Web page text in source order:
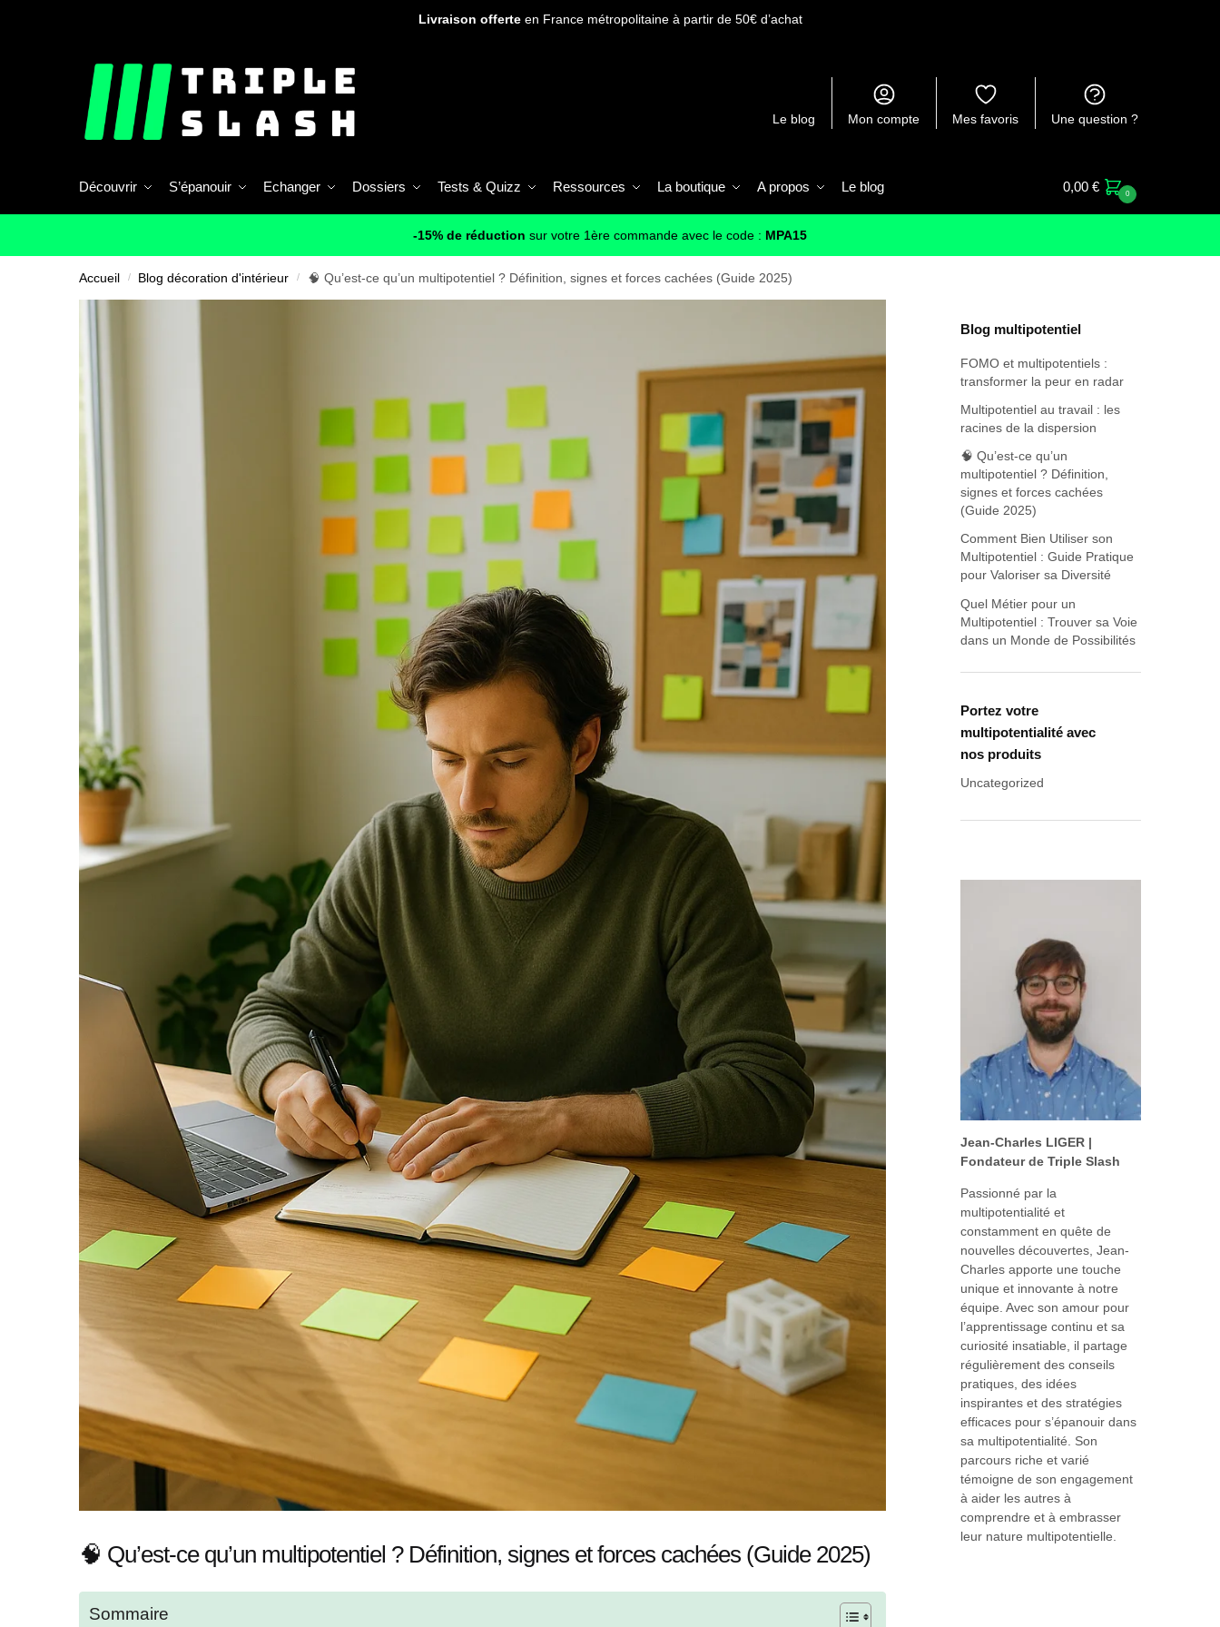
Livraison offerteen France métropolitaine à partir de 50€ d’achat
Le blog Mon compte Mes favoris Une question ?
Découvrir S’épanouir Echanger Dossiers Tests & Quizz Ressources La boutique A propos Le blog 0,00 € 0
-15% de réduction sur votre 1ère commande avec le code : MPA15
Accueil / Blog décoration d'intérieur / 🧠 Qu’est-ce qu’un multipotentiel ? Définition, signes et forces cachées (Guide 2025)
🧠 Qu’est-ce qu’un multipotentiel ? Définition, signes et forces cachées (Guide 2025)
Sommaire
Blog multipotentiel
FOMO et multipotentiels :
transformer la peur en radar
Multipotentiel au travail : les
racines de la dispersion
🧠 Qu’est-ce qu’un
multipotentiel ? Définition,
signes et forces cachées
(Guide 2025)
Comment Bien Utiliser son
Multipotentiel : Guide Pratique
pour Valoriser sa Diversité
Quel Métier pour un
Multipotentiel : Trouver sa Voie
dans un Monde de Possibilités
Portez votre
multipotentialité avec
nos produits
Uncategorized
Jean-Charles LIGER |
Fondateur de Triple Slash
Passionné par la
multipotentialité et
constamment en quête de
nouvelles découvertes, Jean-
Charles apporte une touche
unique et innovante à notre
équipe. Avec son amour pour
l’apprentissage continu et sa
curiosité insatiable, il partage
régulièrement des conseils
pratiques, des idées
inspirantes et des stratégies
efficaces pour s’épanouir dans
sa multipotentialité. Son
parcours riche et varié
témoigne de son engagement
à aider les autres à
comprendre et à embrasser
leur nature multipotentielle.